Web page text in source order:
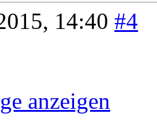
14:40 #4
anzeigen